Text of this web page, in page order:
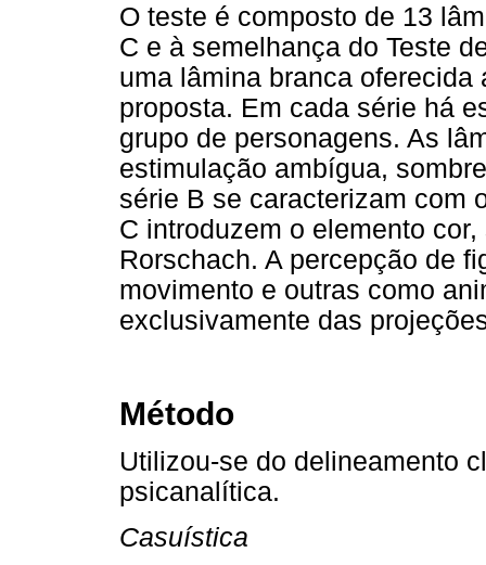
O teste é composto de 13
C e à semelhança do Teste
uma lâmina branca
proposta. Em cada série há
grupo de personagens. As
estimulação ambígua,
série B se caracterizam com
C introduzem o elemento
Rorschach. A percepção de
movimento e outras como
exclusivamente das
Método
Utilizou-se do delineamento
psicanalítica.
Casuística